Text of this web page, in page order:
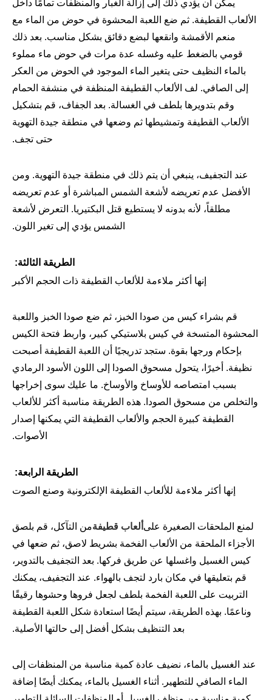
يمكن أن يؤدي ذلك إلى إزالة الغبار والمنظفات تمامًا داخل
الألعاب القطيفة. ثم ضع اللعبة المحشوة في حوض من الماء مع
منعم الأقمشة وانقعها لبضع دقائق بشكل مناسب. بعد ذلك
قومي بالضغط عليه وغسله عدة مرات في حوض ماء مملوء
بالماء النظيف حتى يتغير الماء الموجود في الحوض من العكر
إلى الصافي. لف الألعاب القطيفة المنظفة في منشفة الحمام
وقم بتدويرها بلطف في الغسالة. بعد الجفاف، قم بتشكيل
الألعاب القطيفة وتمشيطها ثم وضعها في منطقة جيدة التهوية
حتى تجف.
عند التجفيف، ينبغي أن يتم ذلك في منطقة جيدة التهوية. ومن
الأفضل عدم تعريضه لأشعة الشمس المباشرة أو عدم تعريضه
مطلقاً، لأنه بدونه لا يستطيع قتل البكتيريا. التعرض لأشعة
الشمس يؤدي إلى تغير اللون.
الطريقة الثالثة:
إنها أكثر ملاءمة للألعاب القطيفة ذات الحجم الأكبر
قم بشراء كيس من صودا الخبز، ثم ضع صودا الخبز واللعبة
المحشوة المتسخة في كيس بلاستيكي كبير، واربط فتحة الكيس
بإحكام ورجها بقوة. ستجد تدريجيًا أن اللعبة القطيفة أصبحت
نظيفة. أخيرًا، يتحول مسحوق الصودا إلى اللون الأسود الرمادي
بسبب امتصاصه للأوساخ والأوساخ. ما عليك سوى إخراجها
والتخلص من مسحوق الصودا. هذه الطريقة مناسبة أكثر للألعاب
القطيفة كبيرة الحجم والألعاب القطيفة التي يمكنها إصدار
الأصوات.
الطريقة الرابعة:
إنها أكثر ملاءمة للألعاب القطيفة الإلكترونية وصنع الصوت
لمنع الملحقات الصغيرة على ألعاب قطيفةمن التآكل، قم بلصق
الأجزاء الملحقة من الألعاب الفخمة بشريط لاصق، ثم ضعها في
كيس الغسيل واغسلها عن طريق فركها. بعد التجفيف بالتدوير،
قم بتعليقها في مكان بارد لتجف بالهواء. عند التجفيف، يمكنك
التربيت على اللعبة الفخمة بلطف لجعل فروها وحشوها رقيقًا
وناعمًا. بهذه الطريقة، سيتم أيضًا استعادة شكل اللعبة القطيفة
بعد التنظيف بشكل أفضل إلى حالتها الأصلية.
عند الغسيل بالماء، نضيف عادة كمية مناسبة من المنظفات إلى
الماء الصافي للتطهير. أثناء الغسيل بالماء، يمكنك أيضًا إضافة